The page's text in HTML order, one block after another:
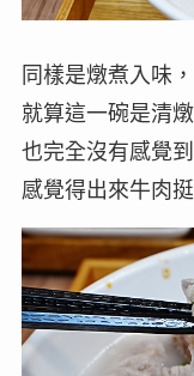
同樣是燉煮入味
就算這一碗是清
也完全沒有感覺
感覺得出來牛肉